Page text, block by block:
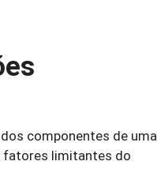
componentes de uma
fatores limitantes do